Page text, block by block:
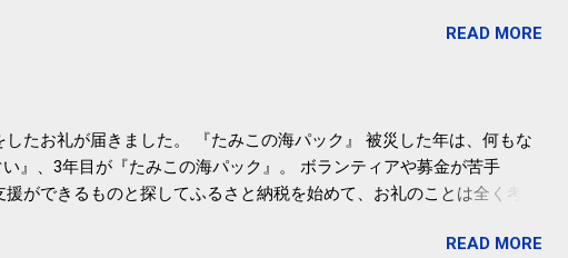
ても効果があるという。 正田教授は「汗ばむ程度の運動を毎日３０分
肪肝、毎日３０分の早歩きで改善 筑波大「減量しなくても効果」 -
READ MORE
たお礼が届きました。 『たみこの海パック』 被災した年は、何もな
』、3年目が『たみこの海パック』。 ボランティアや募金が苦手
ができるものと探してふるさと納税を始めて、お礼のことは全く考え
のですが、節税になるほど稼げていないのでこちらの目的は......。 総務
READ MORE